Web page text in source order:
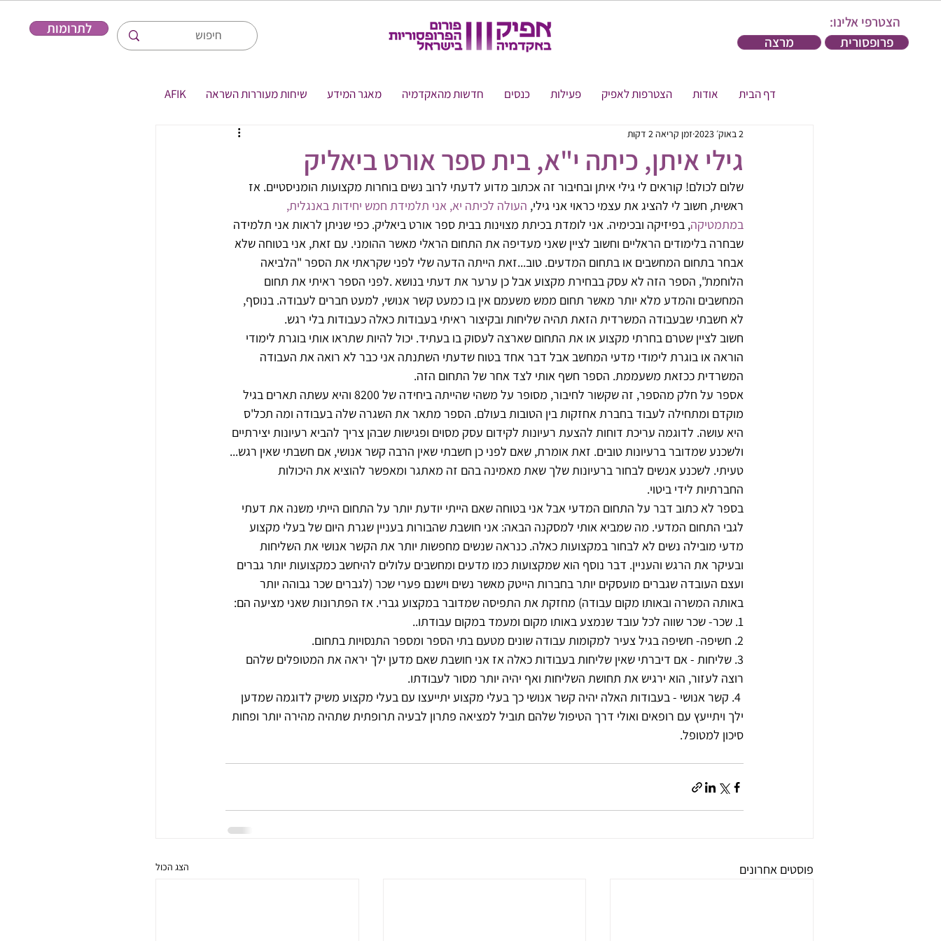
לתרומות
מרצה
פרופסורית
הצטרפי אלינו:
דף הבית אודות הצטרפות לאפיק פעילות כנסים חדשות מהאקדמיה מאגר המידע שיחות מעוררות השראה AFIK
גילי איתן, כיתה י"א, בית ספר אורט ביאליק
2 באוק׳ 2023 זמן קריאה 2 דקות
שלום לכולם! קוראים לי גילי איתן ובחיבור זה אכתוב מדוע לדעתי לרוב נשים בוחרות מקצועות הומניסטיים. אז
ראשית, חשוב לי להציג את עצמי כראוי אני גילי, העולה לכיתה יא, אני תלמידת חמש יחידות באנגלית,
במתמטיקה, בפיזיקה ובכימיה. אני לומדת בכיתת מצוינות בבית ספר אורט ביאליק. כפי שניתן לראות אני תלמידה
שבחרה בלימודים הראליים וחשוב לציין שאני מעדיפה את התחום הראלי מאשר ההומני. עם זאת, אני בטוחה שלא
אבחר בתחום המחשבים או בתחום המדעים. טוב...זאת הייתה הדעה שלי לפני שקראתי את הספר "הלביאה
הלוחמת", הספר הזה לא עסק בבחירת מקצוע אבל כן ערער את דעתי בנושא .לפני הספר ראיתי את תחום
המחשבים והמדע מלא יותר מאשר תחום ממש משעמם אין בו כמעט קשר אנושי, למעט חברים לעבודה. בנוסף,
לא חשבתי שבעבודה המשרדית הזאת תהיה שליחות ובקיצור ראיתי בעבודות כאלה כעבודות בלי רגש.
חשוב לציין שטרם בחרתי מקצוע או את התחום שארצה לעסוק בו בעתיד. יכול להיות שתראו אותי בוגרת לימודי
הוראה או בוגרת לימודי מדעי המחשב אבל דבר אחד בטוח שדעתי השתנתה אני כבר לא רואה את העבודה
המשרדית ככזאת משעממת. הספר חשף אותי לצד אחר של התחום הזה.
אספר על חלק מהספר, זה שקשור לחיבור, מסופר על משהי שהייתה ביחידה של 8200 והיא עשתה תארים בגיל
מוקדם ומתחילה לעבוד בחברת אחזקות בין הטובות בעולם. הספר מתאר את השגרה שלה בעבודה ומה תכל'ס
היא עושה. לדוגמה עריכת דוחות להצעת רעיונות לקידום עסק מסוים ופגישות שבהן צריך להביא רעיונות יצירתיים
ולשכנע שמדובר ברעיונות טובים. זאת אומרת, שאם לפני כן חשבתי שאין הרבה קשר אנושי, אם חשבתי שאין רגש...
טעיתי. לשכנע אנשים לבחור ברעיונות שלך שאת מאמינה בהם זה מאתגר ומאפשר להוציא את היכולות
החברתיות לידי ביטוי.
בספר לא כתוב דבר על התחום המדעי אבל אני בטוחה שאם הייתי יודעת יותר על התחום הייתי משנה את דעתי
לגבי התחום המדעי. מה שמביא אותי למסקנה הבאה: אני חושבת שהבורות בעניין שגרת היום של בעלי מקצוע
מדעי מובילה נשים לא לבחור במקצועות כאלה. כנראה שנשים מחפשות יותר את הקשר אנושי את השליחות
ובעיקר את הרגש והעניין. דבר נוסף הוא שמקצועות כמו מדעים ומחשבים עלולים להיחשב כמקצועות יותר גברים
ועצם העובדה שגברים מועסקים יותר בחברות הייטק מאשר נשים וישנם פערי שכר (לגברים שכר גבוהה יותר
באותה המשרה ובאותו מקום עבודה) מחזקת את התפיסה שמדובר במקצוע גברי. אז הפתרונות שאני מציעה הם:
1. שכר- שכר שווה לכל עובד שנמצע באותו מקום ומעמד במקום עבודתו..
2. חשיפה- חשיפה בגיל צעיר למקומות עבודה שונים מטעם בתי הספר ומספר התנסויות בתחום.
3. שליחות - אם דיברתי שאין שליחות בעבודות כאלה אז אני חושבת שאם מדען ילך יראה את המטופלים שלהם
רוצה לעזור, הוא ירגיש את תחושת השליחות ואף יהיה יותר מסור לעבודתו.
4. קשר אנושי - בעבודות האלה יהיה קשר אנושי כך בעלי מקצוע יתייעצו עם בעלי מקצוע משיק לדוגמה שמדען
ילך ויתייעץ עם רופאים ואולי דרך הטיפול שלהם תוביל למציאה פתרון לבעיה תרופתית שתהיה מהירה יותר ופחות
סיכון למטופל.
פוסטים אחרונים הצג הכול